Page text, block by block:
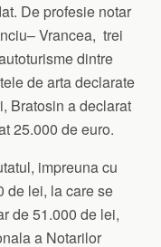
De profesie notar
Vrancea, trei
dintre
de arta declarate
Bratosin a declarat
25.000 de euro.
impreuna cu
de lei, la care se
de 51.000 de lei,
a Notarilor